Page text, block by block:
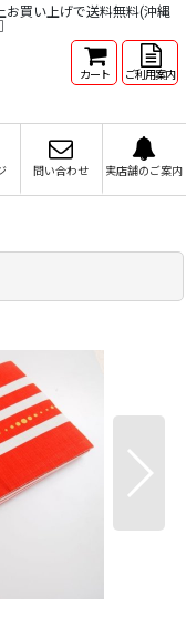
買い上げで送料無料(沖縄
カート ご利用案内
問い合わせ 実店舗のご案内